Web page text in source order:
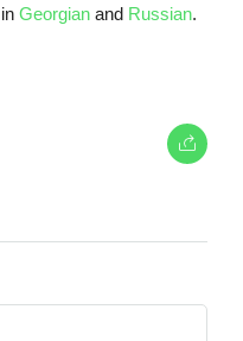
Georgian and Russian.